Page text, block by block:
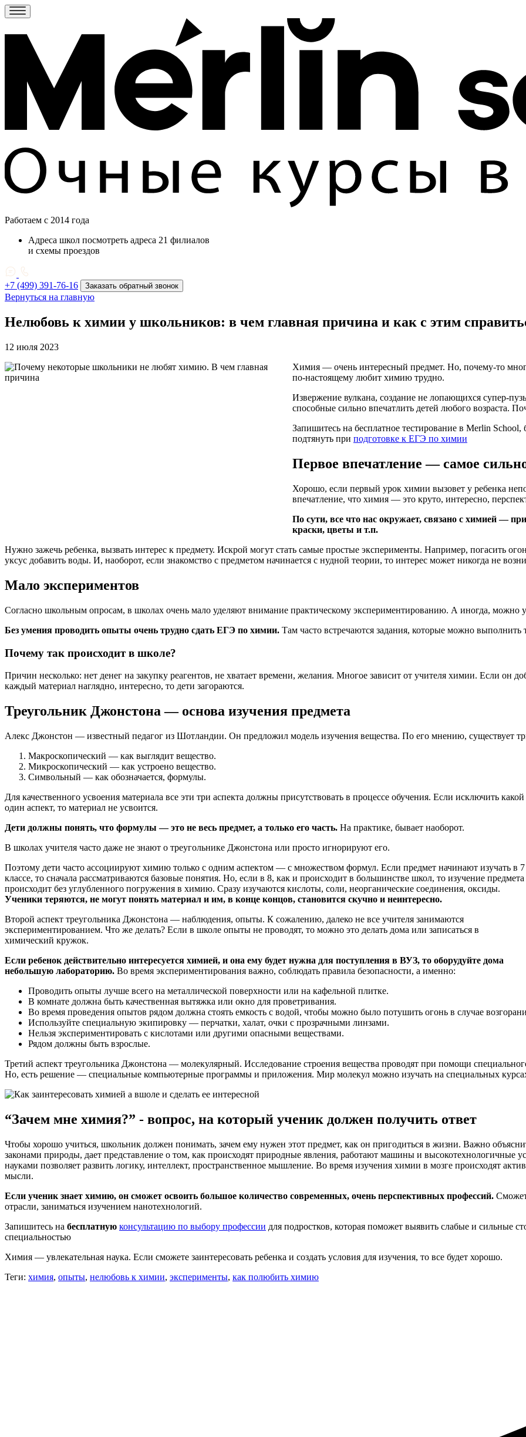
Работаем c 2014 года
Адреса школ посмотреть адреса 21 филиалов
и схемы проездов
+7 (499) 391-76-16 Заказать обратный звонок
Вернуться на главную
Нелюбовь к химии у школьников: в чем главная причина и как с этим
12 июля 2023
Химия — очень интересный предмет. Но, почему-то
по-настоящему любит химию трудно.
Извержение вулкана, создание не лопающихся супер-
способные сильно впечатлить детей любого возраста.
Запишитесь на бесплатное тестирование в Merlin
подтянуть при подготовке к ЕГЭ по химии
Первое впечатление — самое
Хорошо, если первый урок химии вызовет у ребенка
впечатление, что химия — это круто, интересно,
По сути, все что нас окружает, связано с химией —
краски, цветы и т.п.
Нужно зажечь ребенка, вызвать интерес к предмету. Искрой могут стать самые простые эксперименты. Например, погасить
уксус добавить воды. И, наоборот, если знакомство с предметом начинается с нудной теории, то интерес может никогда не
Мало экспериментов
Согласно школьным опросам, в школах очень мало уделяют внимание практическому экспериментированию. А иногда, можно
Без умения проводить опыты очень трудно сдать ЕГЭ по химии. Там часто встречаются задания, которые можно
Почему так происходит в школе?
Причин несколько: нет денег на закупку реагентов, не хватает времени, желания. Многое зависит от учителя химии. Если он
каждый материал наглядно, интересно, то дети загораются.
Треугольник Джонстона — основа изучения предмета
Алекс Джонстон — известный педагог из Шотландии. Он предложил модель изучения вещества. По его мнению, существует
Макроскопический — как выглядит вещество.
Микроскопический — как устроено вещество.
Символьный — как обозначается, формулы.
Для качественного усвоения материала все эти три аспекта должны присутствовать в процессе обучения. Если исключить какой
один аспект, то материал не усвоится.
Дети должны понять, что формулы — это не весь предмет, а только его часть. На практике, бывает наоборот.
В школах учителя часто даже не знают о треугольнике Джонстона или просто игнорируют его.
Поэтому дети часто ассоциируют химию только с одним аспектом — с множеством формул. Если предмет начинают изучать в 7
классе, то сначала рассматриваются базовые понятия. Но, если в 8, как и происходит в большинстве школ, то изучение предмета
происходит без углубленного погружения в химию. Сразу изучаются кислоты, соли, неорганические соединения, оксиды.
Ученики теряются, не могут понять материал и им, в конце концов, становится скучно и неинтересно.
Второй аспект треугольника Джонстона — наблюдения, опыты. К сожалению, далеко не все учителя занимаются
экспериментированием. Что же делать? Если в школе опыты не проводят, то можно это делать дома или записаться в
химический кружок.
Если ребенок действительно интересуется химией, и она ему будет нужна для поступления в ВУЗ, то оборудуйте дома
небольшую лабораторию. Во время экспериментирования важно, соблюдать правила безопасности, а именно:
Проводить опыты лучше всего на металлической поверхности или на кафельной плитке.
В комнате должна быть качественная вытяжка или окно для проветривания.
Во время проведения опытов рядом должна стоять емкость с водой, чтобы можно было потушить огонь в случае
Используйте специальную экипировку — перчатки, халат, очки с прозрачными линзами.
Нельзя экспериментировать с кислотами или другими опасными веществами.
Рядом должны быть взрослые.
Третий аспект треугольника Джонстона — молекулярный. Исследование строения вещества проводят при помощи
Но, есть решение — специальные компьютерные программы и приложения. Мир молекул можно изучать на специальных
“Зачем мне химия?” - вопрос, на который ученик должен получить ответ
Чтобы хорошо учиться, школьник должен понимать, зачем ему нужен этот предмет, как он пригодиться в жизни. Важно
законами природы, дает представление о том, как происходят природные явления, работают машины и высокотехнологичные
науками позволяет развить логику, интеллект, пространственное мышление. Во время изучения химии в мозге происходят
мысли.
Если ученик знает химию, он сможет освоить большое количество современных, очень перспективных профессий.
отрасли, заниматься изучением нанотехнологий.
Запишитесь на бесплатную консультацию по выбору профессии для подростков, которая поможет выявить слабые и сильные
специальностью
Химия — увлекательная наука. Если сможете заинтересовать ребенка и создать условия для изучения, то все будет хорошо.
Теги: химия, опыты, нелюбовь к химии, эксперименты, как полюбить химию